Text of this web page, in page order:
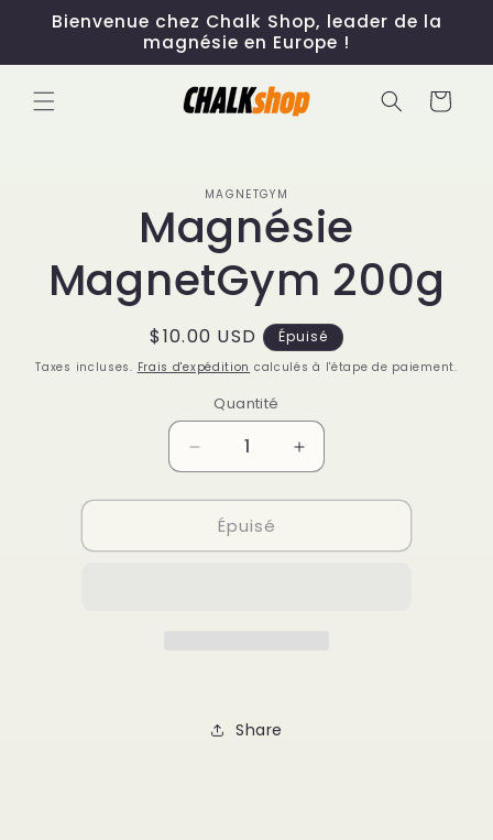
passer
contenu
Bienvenue chez Chalk Shop, leader de la
magnésie en Europe !
Panier
MAGNETGYM
Magnésie
MagnetGym 200g
Prix
habituel
$10.00 USD Épuisé
Taxes incluses. Frais d'expédition calculés à l'étape de paiement.
Quantité
Réduire
la
quantité
Magnésie
Augmenter
la
quantité
Magnésie
Épuisé
Share